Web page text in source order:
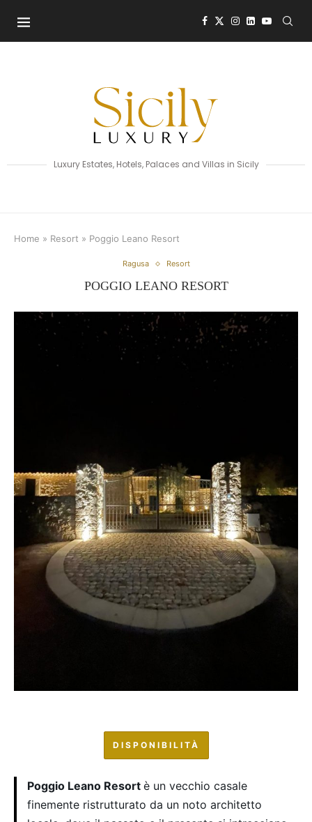
Luxury Estates, Hotels, Palaces and Villas in Sicily
Home » Resort » Poggio Leano Resort
Ragusa Resort
POGGIO LEANO RESORT
DISPONIBILITÀ
Poggio Leano Resort è un vecchio casale
finemente ristrutturato da un noto architetto